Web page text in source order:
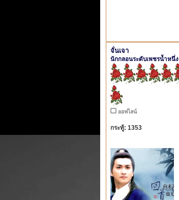
จั่นเจา
นักกลอนระดับเพชรน้ำหนึ่ง
ออฟไลน์
กระทู้: 1353